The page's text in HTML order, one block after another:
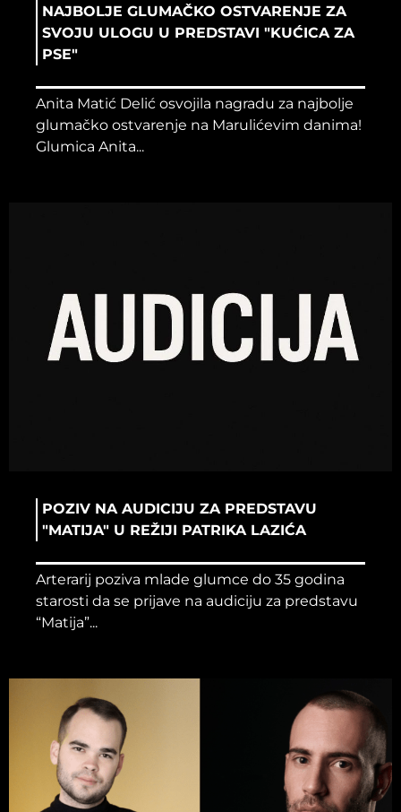
NAJBOLJE GLUMAČKO OSTVARENJE ZA
SVOJU ULOGU U PREDSTAVI "KUĆICA ZA
PSE"
Anita Matić Delić osvojila nagradu za najbolje
glumačko ostvarenje na Marulićevim danima!
Glumica Anita...
POZIV NA AUDICIJU ZA PREDSTAVU
"MATIJA" U REŽIJI PATRIKA LAZIĆA
Arterarij poziva mlade glumce do 35 godina
starosti da se prijave na audiciju za predstavu
“Matija”...